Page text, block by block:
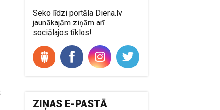
Seko līdzi portāla Diena.lv
jaunākajām ziņām arī
sociālajos tīklos!
ZIŅAS E-PASTĀ